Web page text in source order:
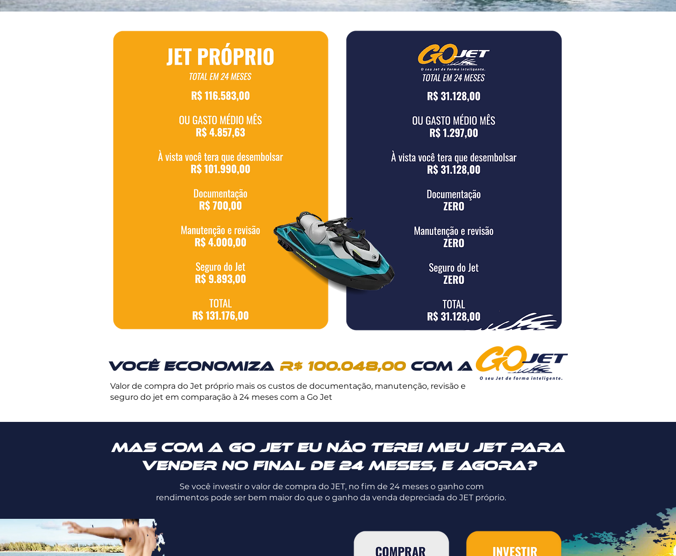
Você economiza R$ 100.048,00com a
Valor de compra do Jet próprio mais os custos de documentação, manutenção, revisão e
seguro do jet em comparação à 24 meses com a Go Jet
Mas com a Go Jet eu não terei meu Jet para
vender no final de 24 meses, e agora?
Se você investir o valor de compra do JET, no fim de 24 meses o ganho com
rendimentos pode ser bem maior do que o ganho da venda depreciada do JET próprio.